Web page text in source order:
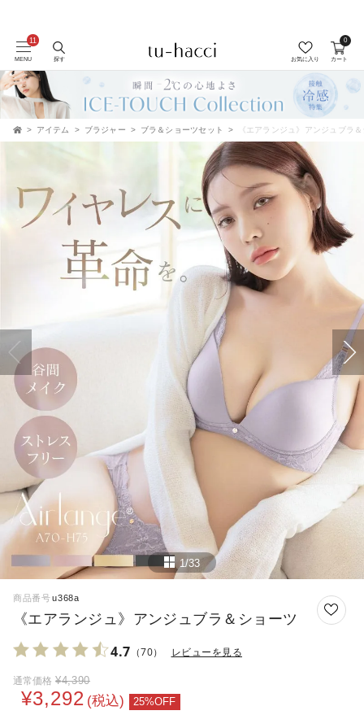
会員登録で今すぐ使えるポイントプレゼント！
MENU 探す お気に入り カート
0
アイテム ブラジャー ブラ＆ショーツセット 《エアランジュ》アンジュブラ
1/33
商品番号 u368a
《エアランジュ》アンジュブラ＆ショーツ
4.7 （70） レビューを見る
通常価格 ¥4,390
¥3,292 税込